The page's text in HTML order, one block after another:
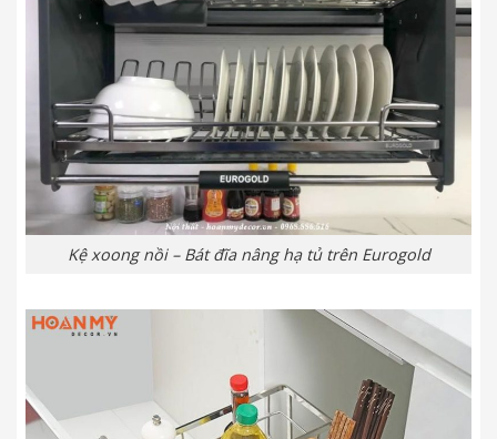
Kệ xoong nồi – Bát đĩa nâng hạ tủ trên Eurogold